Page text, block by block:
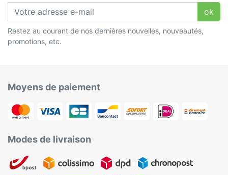
ok
Restez au courant de nos dernières nouvelles, nouveautés,
promotions, etc.
Moyens de paiement
Modes de livraison